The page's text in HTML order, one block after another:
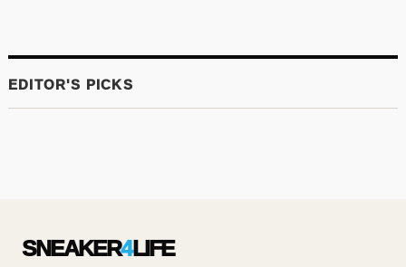
SNEAKER4LIFE